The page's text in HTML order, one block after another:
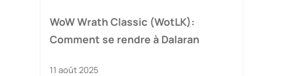
WoW Wrath Classic (WotLK):
Comment se rendre à Dalaran
11 août 2025